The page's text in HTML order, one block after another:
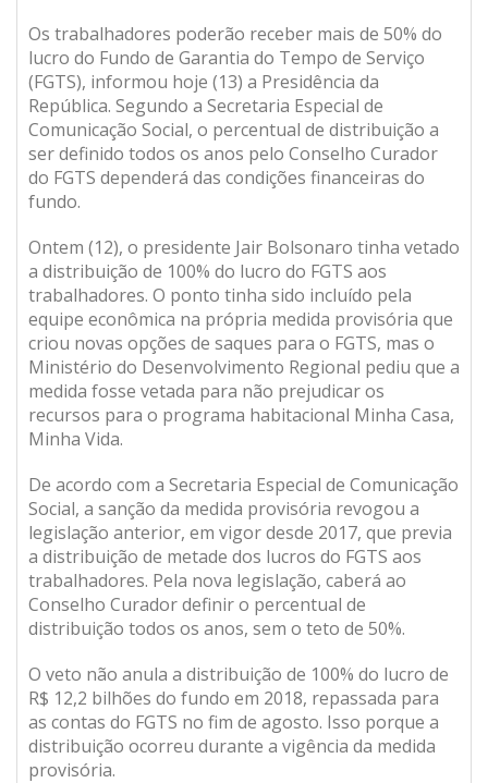
Os trabalhadores poderão receber mais de 50% do
lucro do Fundo de Garantia do Tempo de Serviço
(FGTS), informou hoje (13) a Presidência da
República. Segundo a Secretaria Especial de
Comunicação Social, o percentual de distribuição a
ser definido todos os anos pelo Conselho Curador
do FGTS dependerá das condições financeiras do
fundo.
Ontem (12), o presidente Jair Bolsonaro tinha vetado
a distribuição de 100% do lucro do FGTS aos
trabalhadores. O ponto tinha sido incluído pela
equipe econômica na própria medida provisória que
criou novas opções de saques para o FGTS, mas o
Ministério do Desenvolvimento Regional pediu que a
medida fosse vetada para não prejudicar os
recursos para o programa habitacional Minha Casa,
Minha Vida.
De acordo com a Secretaria Especial de Comunicação
Social, a sanção da medida provisória revogou a
legislação anterior, em vigor desde 2017, que previa
a distribuição de metade dos lucros do FGTS aos
trabalhadores. Pela nova legislação, caberá ao
Conselho Curador definir o percentual de
distribuição todos os anos, sem o teto de 50%.
O veto não anula a distribuição de 100% do lucro de
R$ 12,2 bilhões do fundo em 2018, repassada para
as contas do FGTS no fim de agosto. Isso porque a
distribuição ocorreu durante a vigência da medida
provisória.